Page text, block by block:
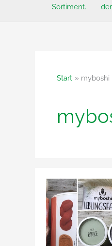
Sortiment.
Start myboshi